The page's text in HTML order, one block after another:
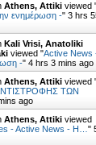
Athens, Attiki viewed
ενημέρωση -" 3 hrs
Kali Vrisi, Anatoliki
viewed "Active News
-" 4 hrs 3 mins ago
Athens, Attiki viewed
ΤΩΝ
ago
Athens, Attiki viewed
- Active News - Η… "